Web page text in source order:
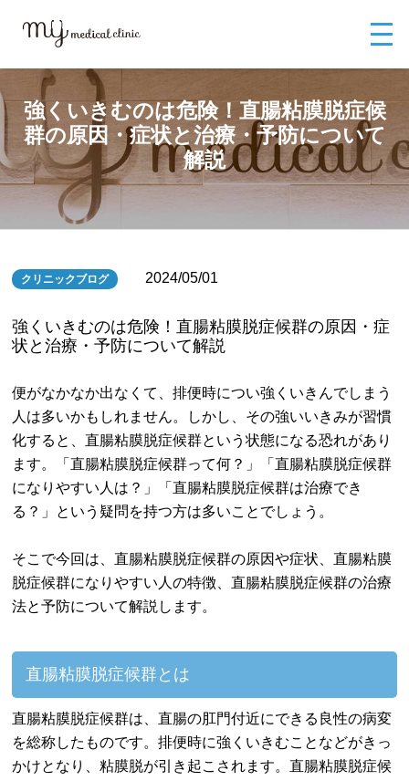
症候群の原因・症状と治療・予防について解説
強くいきむのは危険！直腸粘膜脱症候
群の原因・症状と治療・予防について
解説
クリニックブログ 2024/05/01
強くいきむのは危険！直腸粘膜脱症候群の原因・症
状と治療・予防について解説
便がなかなか出なくて、排便時につい強くいきんでしまう
人は多いかもしれません。しかし、その強いいきみが習慣
化すると、直腸粘膜脱症候群という状態になる恐れがあり
ます。「直腸粘膜脱症候群って何？」「直腸粘膜脱症候群
になりやすい人は？」「直腸粘膜脱症候群は治療でき
る？」という疑問を持つ方は多いことでしょう。
そこで今回は、直腸粘膜脱症候群の原因や症状、直腸粘膜
脱症候群になりやすい人の特徴、直腸粘膜脱症候群の治療
法と予防について解説します。
直腸粘膜脱症候群とは
直腸粘膜脱症候群は、直腸の肛門付近にできる良性の病変
を総称したものです。排便時に強くいきむことなどがきっ
かけとなり、粘膜脱が引き起こされます。直腸粘膜脱症候